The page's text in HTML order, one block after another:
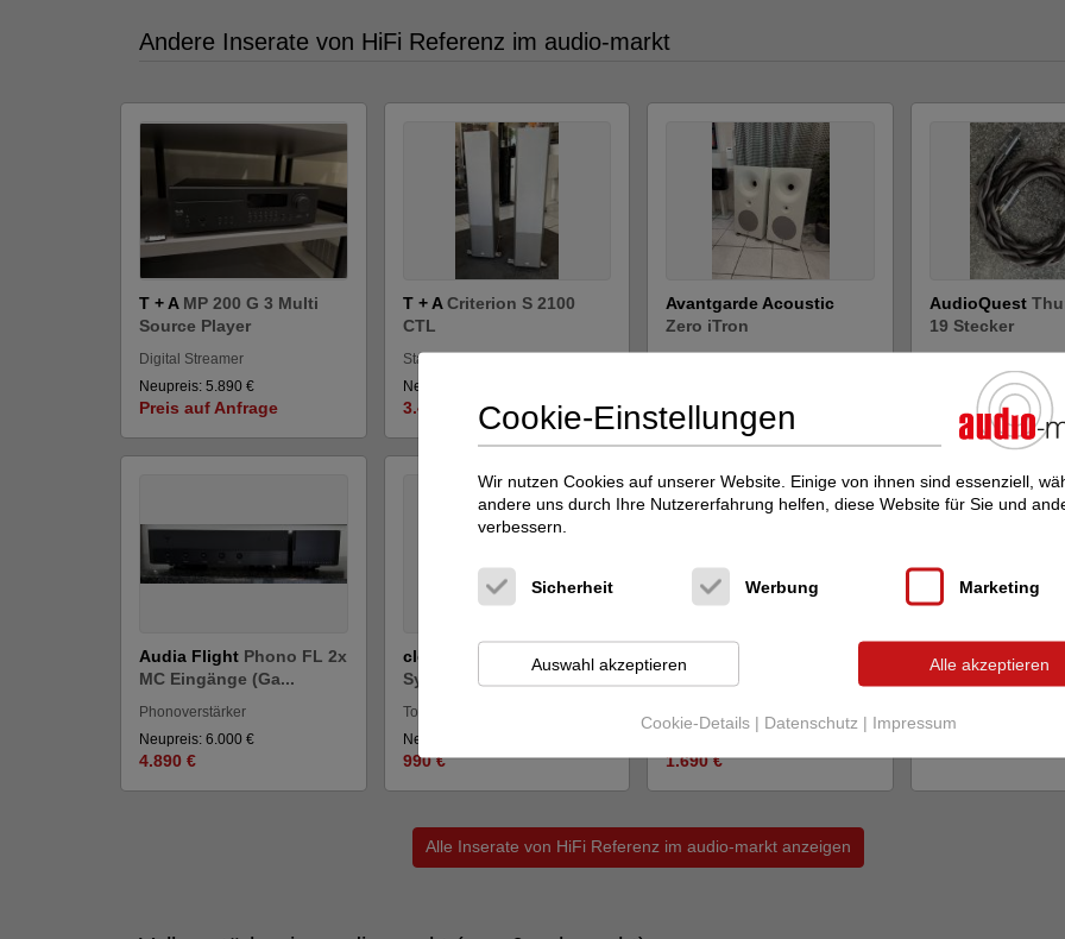
Andere Inserate von HiFi Referenz im audio-markt
T + A MP 200 G 3 Multi
Source Player
Digital Streamer
Neupreis: 5.890 €
Preis auf Anfrage
T + ACriterion S 2100
CTL
Standlautsprecher
Neupreis: 6.800 €
3.490 €
Avantgarde Acoustic
Zero iTron
Aktivlautsprecher
16.900 €
AudioQuest
19 Stecker
Netzkabel
Neupreis: 1,34 €
Audia Flight Phono FL 2x
MC Eingänge (Ga...
Phonoverstärker
Neupreis: 6.000 €
4.890 €
clearaudio
Talisman - MC
System (NOS)
Tonabnehmer MC
Neupreis: 1.900 €
990 € 1.690 €
Roksan Shiraz
Tonabnehmer MC
Alle Inserate von HiFi Referenz im audio-markt anzeigen
Cookie-Einstellungen
Wir nutzen Cookies auf unserer Website. Einige von ihnen sind essenziell,
andere uns durch Ihre Nutzererfahrung helfen, diese Website für Sie und
verbessern.
Cookie-Details | Datenschutz | Impressum
Sicherheit Werbung Marketing
Auswahl akzeptieren Alle akzeptieren